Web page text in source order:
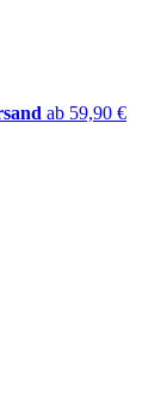
ab 59,90 €